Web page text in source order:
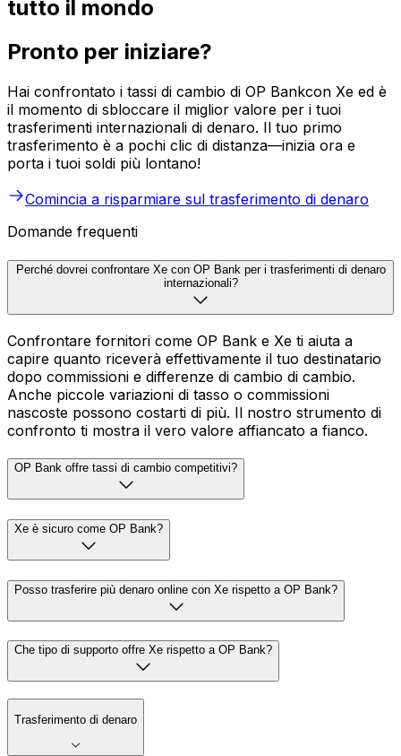
tutto il mondo
Pronto per iniziare?
Hai confrontato i tassi di cambio di OP Bankcon Xe ed è
il momento di sbloccare il miglior valore per i tuoi
trasferimenti internazionali di denaro. Il tuo primo
trasferimento è a pochi clic di distanza—inizia ora e
porta i tuoi soldi più lontano!
Comincia a risparmiare sul trasferimento di denaro
Domande frequenti
Perché dovrei confrontare Xe con OP Bank per i trasferimenti di denaro
internazionali?
Confrontare fornitori come OP Bank e Xe ti aiuta a
capire quanto riceverà effettivamente il tuo destinatario
dopo commissioni e differenze di cambio di cambio.
Anche piccole variazioni di tasso o commissioni
nascoste possono costarti di più. Il nostro strumento di
confronto ti mostra il vero valore affiancato a fianco.
OP Bank offre tassi di cambio competitivi?
Xe è sicuro come OP Bank?
Posso trasferire più denaro online con Xe rispetto a OP Bank?
Che tipo di supporto offre Xe rispetto a OP Bank?
Trasferimento di denaro